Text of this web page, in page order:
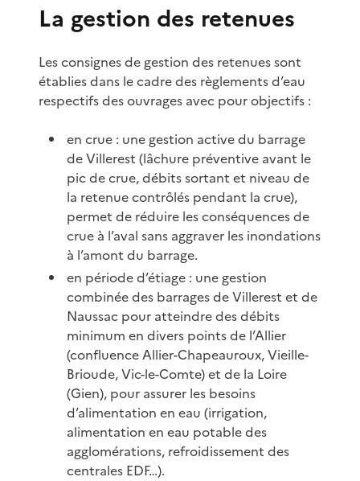
La gestion des retenues
Les consignes de gestion des retenues sont
établies dans le cadre des règlements d’eau
respectifs des ouvrages avec pour objectifs :
en crue : une gestion active du barrage
de Villerest (lâchure préventive avant le
pic de crue, débits sortant et niveau de
la retenue contrôlés pendant la crue),
permet de réduire les conséquences de
crue à l’aval sans aggraver les inondations
à l’amont du barrage.
en période d’étiage : une gestion
combinée des barrages de Villerest et de
Naussac pour atteindre des débits
minimum en divers points de l’Allier
(confluence Allier-Chapeauroux, Vieille-
Brioude, Vic-le-Comte) et de la Loire
(Gien), pour assurer les besoins
d’alimentation en eau (irrigation,
alimentation en eau potable des
agglomérations, refroidissement des
centrales EDF…).